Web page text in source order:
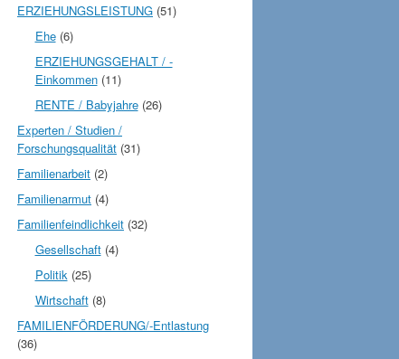
ERZIEHUNGSLEISTUNG (51)
Ehe(6)
ERZIEHUNGSGEHALT / -
Einkommen(11)
RENTE / Babyjahre(26)
Experten / Studien /
Forschungsqualität (31)
Familienarbeit (2)
Familienarmut (4)
Familienfeindlichkeit (32)
Gesellschaft(4)
Politik(25)
Wirtschaft(8)
FAMILIENFÖRDERUNG/-Entlastung
(36)